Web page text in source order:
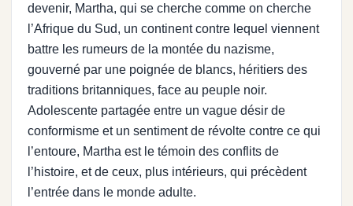
devenir, Martha, qui se cherche comme on cherche
l’Afrique du Sud, un continent contre lequel viennent
battre les rumeurs de la montée du nazisme,
gouverné par une poignée de blancs, héritiers des
traditions britanniques, face au peuple noir.
Adolescente partagée entre un vague désir de
conformisme et un sentiment de révolte contre ce qui
l’entoure, Martha est le témoin des conflits de
l’histoire, et de ceux, plus intérieurs, qui précèdent
l’entrée dans le monde adulte.